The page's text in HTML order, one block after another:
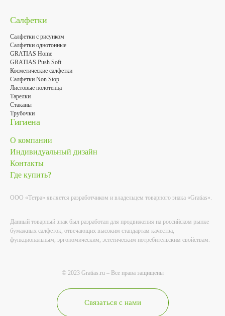
Салфетки
Салфетки с рисунком
Салфетки однотонные
GRATIAS Home
GRATIAS Push Soft
Косметические салфетки
Салфетки Non Stop
Листовые полотенца
Тарелки
Стаканы
Трубочки
Гигиена
О компании
Индивидуальный дизайн
Контакты
Где купить?
ООО «Тетра» является разработчиком и владельцем товарного знака «Gratias».
Данный товарный знак был разработан для продвижения на российском рынке
бумажных салфеток, отвечающих высоким стандартам качества,
функциональным, эргономическим, эстетическим потребительским свойствам.
© 2023 Gratias.ru – Все права защищены
Связаться с нами